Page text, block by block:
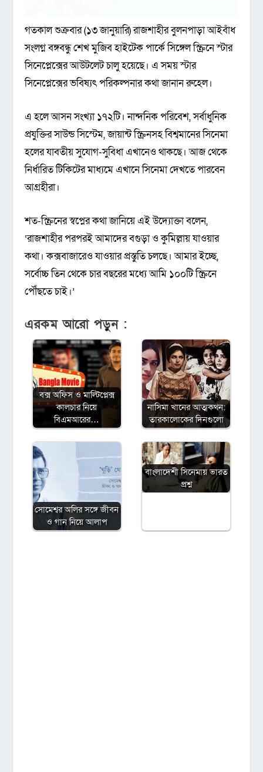
গতকাল শুক্রবার (১৩ জানুয়ারি) রাজশাহীর বুলনপাড়া আইবাঁধ
সংলগ্ন বঙ্গবন্ধু শেখ মুজিব হাইটেক পার্কে সিঙ্গেল স্ক্রিনে স্টার
সিনেপ্লেক্সের আউটলেট চালু হয়েছে। এ সময় স্টার
সিনেপ্লেক্সের ভবিষ্যৎ পরিকল্পনার কথা জানান রুহেল।
এ হলে আসন সংখ্যা ১৭২টি। নান্দনিক পরিবেশ, সর্বাধুনিক
প্রযুক্তির সাউন্ড সিস্টেম, জায়ান্ট স্ক্রিনসহ বিশ্বমানের সিনেমা
হলের যাবতীয় সুযোগ-সুবিধা এখানেও থাকছে। আজ থেকে
নির্ধারিত টিকিটের মাধ্যমে এখানে সিনেমা দেখতে পারবেন
আগ্রহীরা।
শত-স্ক্রিনের স্বপ্নের কথা জানিয়ে এই উদ্যোক্তা বলেন,
‘রাজশাহীর পরপরই আমাদের বগুড়া ও কুমিল্লায় যাওয়ার
কথা। কক্সবাজারেও যাওয়ার প্রস্তুতি চলছে। আমার ইচ্ছে,
সর্বোচ্চ তিন থেকে চার বছরের মধ্যে আমি ১০০টি স্ক্রিনে
পৌঁছতে চাই।’
এরকম আরো পড়ুন :
বক্স অফিস ও মাল্টিপ্লেক্স
কালচার নিয়ে
বিএমআরের…
নাসিমা খানের আত্মকথন:
তারকালোকের দিনগুলো
সোমেশ্বর অলির সঙ্গে জীবন
ও গান নিয়ে আলাপ
বাংলাদেশী সিনেমায় ভারত
প্রশ্ন